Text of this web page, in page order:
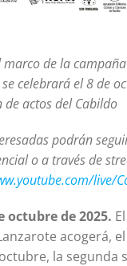
de la
celebrará el 8 de
actos del Cabildo
podrán
o a través de
live/
octubre de 2025.
acogerá,
la segunda